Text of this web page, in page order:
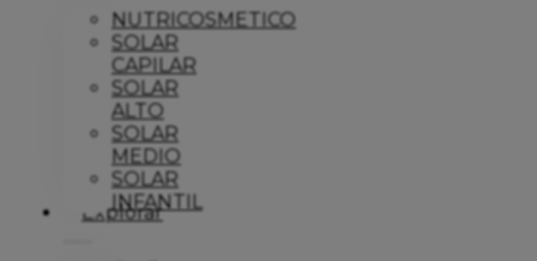
NUTRICOSMETICO
SOLAR
CAPILAR
SOLAR
ALTO
SOLAR
MEDIO
SOLAR
INFANTIL
Explorar